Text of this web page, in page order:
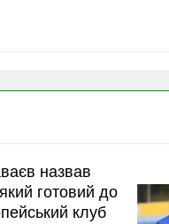
назвав
готовий до
клуб